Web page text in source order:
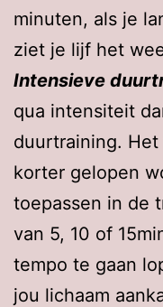
minuten, als je
ziet je lijf het
Intensieve
qua intensiteit
duurtraining.
korter gelopen
toepassen in de
van 5, 10 of
tempo te gaan
jou lichaam